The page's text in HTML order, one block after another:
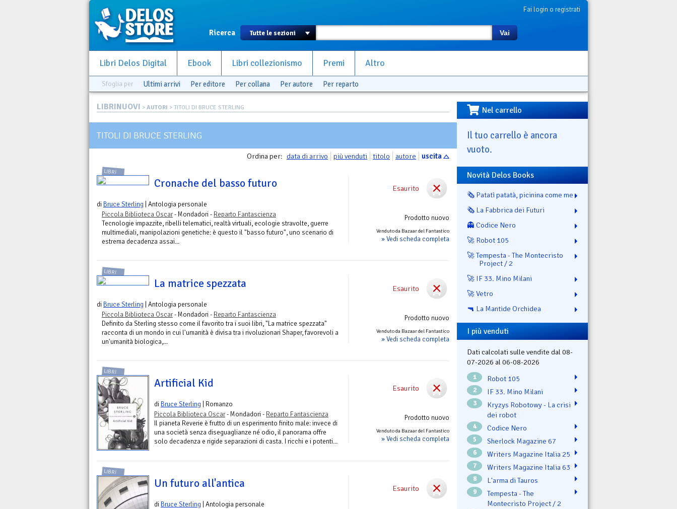
Fai login o registrati
Ricerca Vai
Libri Delos Digital Ebook Libri collezionismo Premi Altro
Sfoglia per Ultimi arrivi Per editore Per collana Per autore Per reparto
LIBRINUOVI > AUTORI > TITOLI DI BRUCE STERLING
TITOLI DI BRUCE STERLING
Ordina per: data di arrivo più venduti titolo autore uscita
Esaurito
Prodotto nuovo
Venduto da Bazaar del Fantastico
» Vedi scheda completa
LIBRI
Cronache del basso futuro
di Bruce Sterling | Antologia personale
Piccola Biblioteca Oscar- Mondadori - Reparto Fantascienza
Tecnologie impazzite, ribelli telematici, realtà virtuali, ecologie stravolte, guerre
multimediali, manipolazioni genetiche: è questo il "basso futuro", uno scenario di
estrema decadenza assai...
Esaurito
Prodotto nuovo
Venduto da Bazaar del Fantastico
» Vedi scheda completa
LIBRI
La matrice spezzata
di Bruce Sterling | Antologia personale
Piccola Biblioteca Oscar- Mondadori - Reparto Fantascienza
Definito da Sterling stesso come il favorito tra i suoi libri, "La matrice spezzata"
racconta di un mondo in cui l'umanità è divisa tra i rivoluzionari Shaper, favorevoli a
un'umanità biologica,...
Esaurito
Prodotto nuovo
Venduto da Bazaar del Fantastico
» Vedi scheda completa
LIBRI
Artificial Kid
di Bruce Sterling | Romanzo
Piccola Biblioteca Oscar- Mondadori - Reparto Fantascienza
Il pianeta Reverie è frutto di un esperimento finito male: invece di
una società senza diseguaglianze né odio, il panorama offre
solo decadenza e rigide separazioni di casta. I ricchi e i potenti...
Esaurito
LIBRI
Un futuro all'antica
di Bruce Sterling | Antologia personale
Nel carrello
Il tuo carrello è ancora
vuoto.
Novità Delos Books
🗞️ Patatì patatà, picinina come me
🗞️ La Fabbrica dei Futuri
👻 Codice Nero
🚀 Robot 105
🚀 Tempesta - The Montecristo
Project / 2
🚀 IF 33. Mino Milani
🚀 Vetro
🔫 La Mantide Orchidea
I più venduti
Dati calcolati sulle vendite dal 08-
07-2026 al 06-08-2026
1 Robot 105
2 IF 33. Mino Milani
3
Kryzys Robotowy - La crisi
dei robot
4 Codice Nero
5 Sherlock Magazine 67
6 Writers Magazine Italia 25
7 Writers Magazine Italia 63
8 L'arma di Tauros
9
Tempesta - The
Montecristo Project / 2